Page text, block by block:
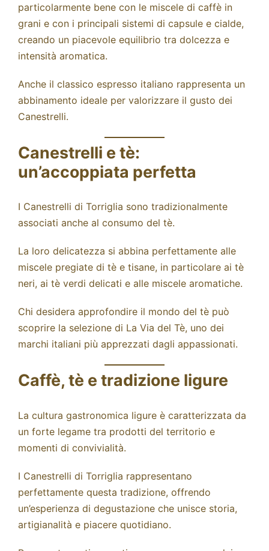
particolarmente bene con le miscele di caffè in
grani e con i principali sistemi di capsule e cialde,
creando un piacevole equilibrio tra dolcezza e
intensità aromatica.
Anche il classico espresso italiano rappresenta un
abbinamento ideale per valorizzare il gusto dei
Canestrelli.
Canestrelli e tè:
un’accoppiata perfetta
I Canestrelli di Torriglia sono tradizionalmente
associati anche al consumo del tè.
La loro delicatezza si abbina perfettamente alle
miscele pregiate di tè e tisane, in particolare ai tè
neri, ai tè verdi delicati e alle miscele aromatiche.
Chi desidera approfondire il mondo del tè può
scoprire la selezione di La Via del Tè, uno dei
marchi italiani più apprezzati dagli appassionati.
Caffè, tè e tradizione ligure
La cultura gastronomica ligure è caratterizzata da
un forte legame tra prodotti del territorio e
momenti di convivialità.
I Canestrelli di Torriglia rappresentano
perfettamente questa tradizione, offrendo
un’esperienza di degustazione che unisce storia,
artigianalità e piacere quotidiano.